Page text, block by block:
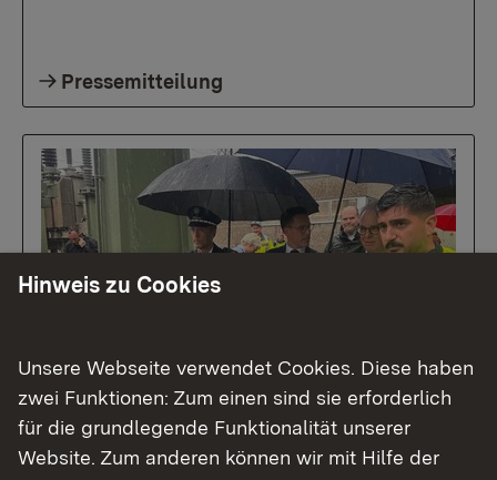
Pressemitteilung
Landeskriminalamt und
Generalstaatsanwaltschaft
10.06.2026|Bevölkerungsschutz
Hinweis zu Cookies
Unsere Webseite verwendet Cookies. Diese haben
zwei Funktionen: Zum einen sind sie erforderlich
für die grundlegende Funktionalität unserer
Website. Zum anderen können wir mit Hilfe der